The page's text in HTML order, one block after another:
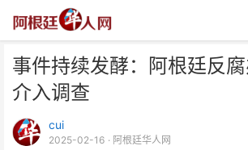
事件持续发酵：阿根廷反
介入调查
cui
2025-02-16 · 阿根廷华人网